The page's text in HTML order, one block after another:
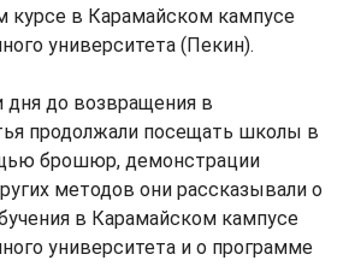
курсе в Карамайском кампусе
университета (Пекин).
дня до возвращения в
продолжали посещать школы в
брошюр, демонстрации
методов они рассказывали о
в Карамайском кампусе
университета и о программе